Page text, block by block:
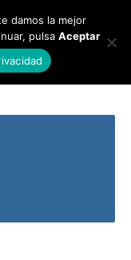
damos la mejor
pulsa Aceptar